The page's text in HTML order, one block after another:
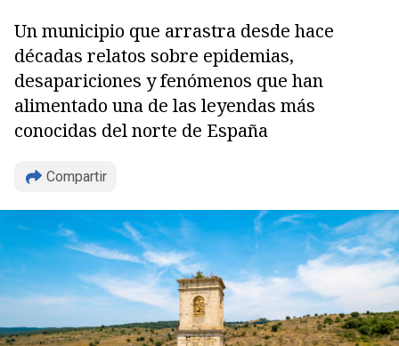
Un municipio que arrastra desde hace
décadas relatos sobre epidemias,
desapariciones y fenómenos que han
alimentado una de las leyendas más
conocidas del norte de España
Compartir
Copiar